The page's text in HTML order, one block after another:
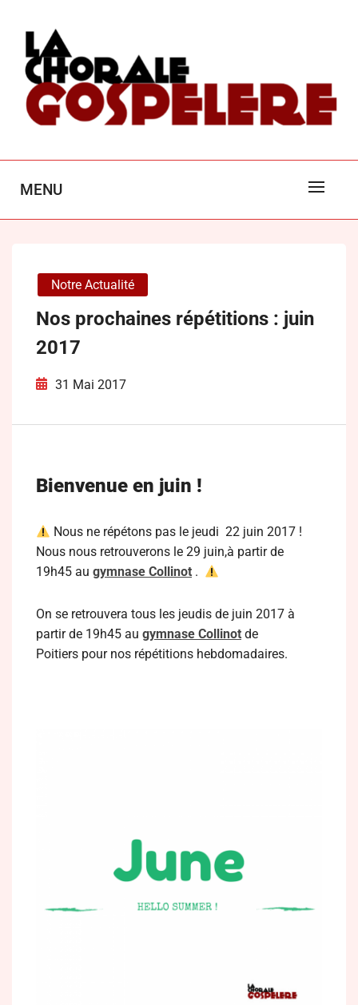
content
LA CHORALE GOSPEL'ÈRE
MENU
Notre Actualité
Nos prochaines répétitions : juin
2017
31 Mai 2017
Bienvenue en juin !
Nous ne répétons pas le jeudi 22 juin 2017 !
Nous nous retrouverons le 29 juin,à partir de
19h45 au gymnase Collinot .
On se retrouvera tous les jeudis de juin 2017 à
partir de 19h45 au gymnase Collinot de
Poitiers pour nos répétitions hebdomadaires.